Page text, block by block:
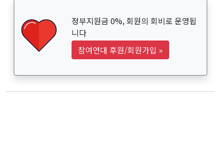
정부지원금 0%, 회원의 회비로 운영됩
니다
참여연대 후원/회원가입 »